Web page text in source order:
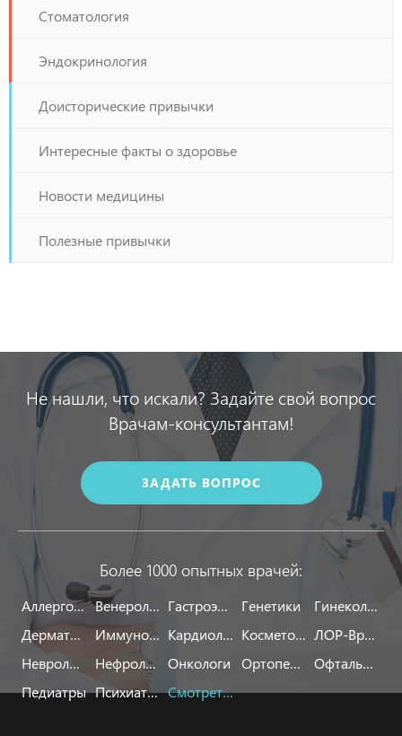
Стоматология
Эндокринология
Доисторические привычки
Интересные факты о здоровье
Новости медицины
Полезные привычки
Не нашли, что искали? Задайте свой вопрос
Врачам-консультантам!
ЗАДАТЬ ВОПРОС
Более 1000 опытных врачей:
Аллергологи Венерологи Гастроэнтерологи Генетики
Гинекологи
Дерматологи
Иммунологи Кардиологи Косметологи
ЛОР-Врачи
Неврологи
Нефрологи Онкологи Ортопеды
Офтальмологи
Педиатры
Психиатры Смотреть все